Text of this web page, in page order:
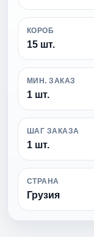
КОРОБ
15 шт.
МИН. ЗАКАЗ
1 шт.
ШАГ ЗАКАЗА
1 шт.
СТРАНА
Грузия